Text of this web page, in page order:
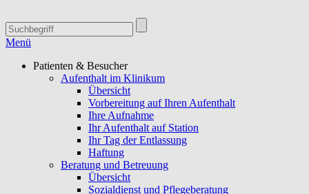
Menü
Patienten & Besucher
Aufenthalt im Klinikum
Übersicht
Vorbereitung auf Ihren Aufenthalt
Ihre Aufnahme
Ihr Aufenthalt auf Station
Ihr Tag der Entlassung
Haftung
Beratung und Betreuung
Übersicht
Sozialdienst und Pflegeberatung